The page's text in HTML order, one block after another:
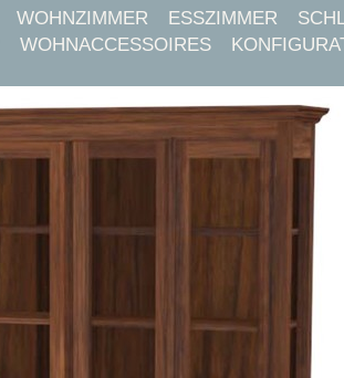
WOHNZIMMER ESSZIMMER
WOHNACCESSOIRES